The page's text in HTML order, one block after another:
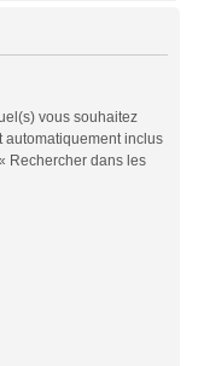
vous souhaitez
automatiquement inclus
Rechercher dans les